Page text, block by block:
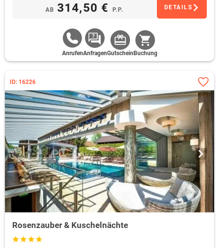
AB 314,50 € P.P. DETAILS
AnrufenAnfragenGutschein Buchung
ID: 16226
Rosenzauber & Kuschelnächte